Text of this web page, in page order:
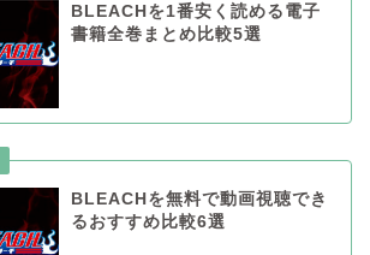
BLEACHを1番安く読める電子
書籍全巻まとめ比較5選
BLEACHを無料で動画視聴でき
るおすすめ比較6選